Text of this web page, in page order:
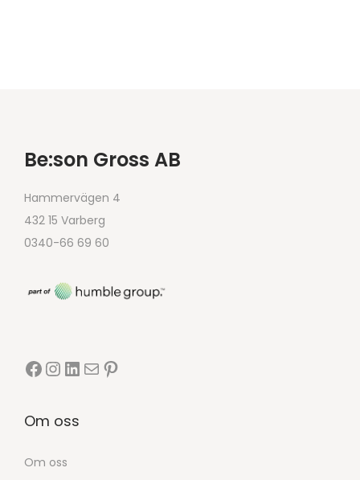
Be:son Gross AB
Hammervägen 4
432 15 Varberg
0340-66 69 60
Om oss
Om oss